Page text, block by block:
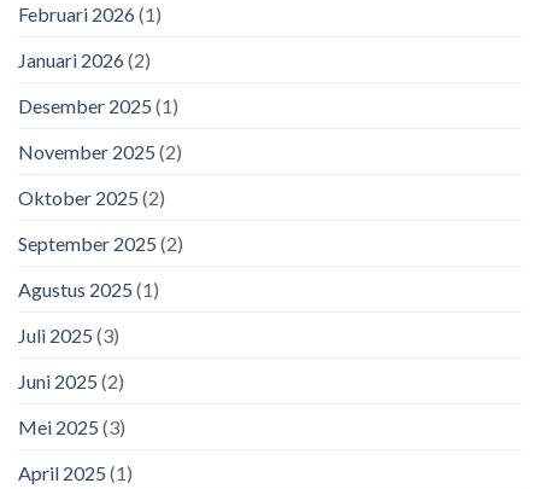
Februari 2026(1)
Januari 2026(2)
Desember 2025 (1)
November 2025 (2)
Oktober 2025 (2)
September 2025 (2)
Agustus 2025 (1)
Juli 2025 (3)
Juni 2025 (2)
Mei 2025 (3)
April 2025 (1)